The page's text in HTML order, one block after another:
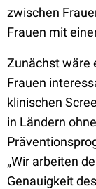
zwischen
Frauen mit
Zunächst wäre
Frauen
klinischen
in Ländern
„Wir arbeiten
Genauigkeit